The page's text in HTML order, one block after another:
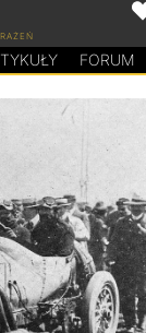
FORUM